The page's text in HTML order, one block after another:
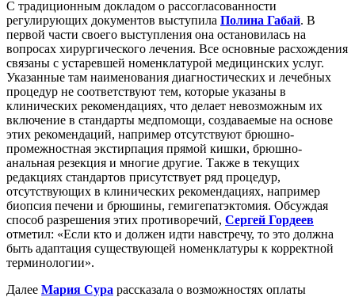
С традиционным докладом о рассогласованности
регулирующих документов выступила Полина Габай. В
первой части своего выступления она остановилась на
вопросах хирургического лечения. Все основные расхождения
связаны с устаревшей номенклатурой медицинских услуг.
Указанные там наименования диагностических и лечебных
процедур не соответствуют тем, которые указаны в
клинических рекомендациях, что делает невозможным их
включение в стандарты медпомощи, создаваемые на основе
этих рекомендаций, например отсутствуют брюшно-
промежностная экстирпация прямой кишки, брюшно-
анальная резекция и многие другие. Также в текущих
редакциях стандартов присутствует ряд процедур,
отсутствующих в клинических рекомендациях, например
биопсия печени и брюшины, гемигепатэктомия. Обсуждая
способ разрешения этих противоречий, Сергей Гордеев
отметил: «Если кто и должен идти навстречу, то это должна
быть адаптация существующей номенклатуры к корректной
терминологии».
Далее Мария Сура рассказала о возможностях оплаты